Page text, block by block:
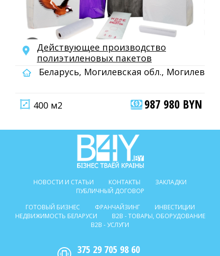
Действующее производство
полиэтиленовых пакетов
Беларусь, Могилевская обл., Могилев
400 м2 987 980 BYN
НОВОСТИ И СТАТЬИ КОНТАКТЫ
ЗАКЛАДКИ
ПУБЛИЧНЫЙ ДОГОВОР
ГОТОВЫЙ БИЗНЕС
ФРАНЧАЙЗИНГ
ИНВЕСТИЦИИ
НЕДВИЖИМОСТЬ БЕЛАРУСИ
B2B - ТОВАРЫ, ОБОРУДОВАНИЕ
B2B - УСЛУГИ
375 29 705 98 60